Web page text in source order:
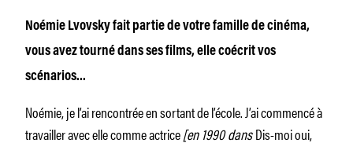
Noémie Lvovsky fait partie de votre famille de cinéma,
vous avez tourné dans ses films, elle coécrit vos
scénarios…
Noémie, je l’ai rencontrée en sortant de l’école. J’ai commencé à
travailler avec elle comme actrice[en 1990 dansDis-moi oui,